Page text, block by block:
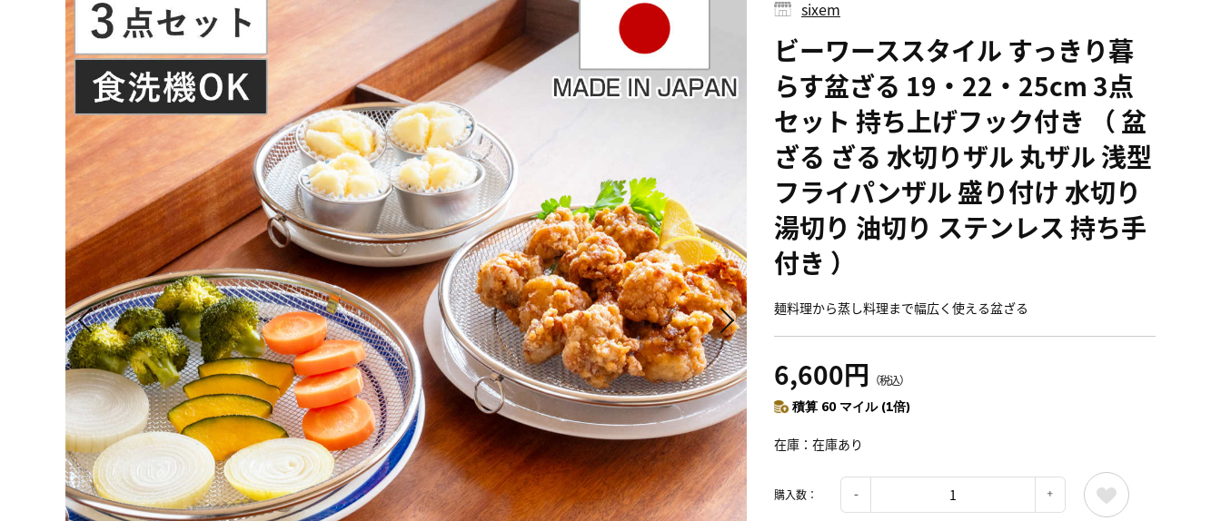
sixem
ビーワーススタイル すっきり暮
らす盆ざる 19・22・25cm 3点
セット 持ち上げフック付き （ 盆
ざる ざる 水切りザル 丸ザル 浅型
フライパンザル 盛り付け 水切り
湯切り 油切り ステンレス 持ち手
付き ）
麺料理から蒸し料理まで幅広く使える盆ざる
6,600円 （税込）
積算 60 マイル (1倍)
在庫 在庫あり
購入数：